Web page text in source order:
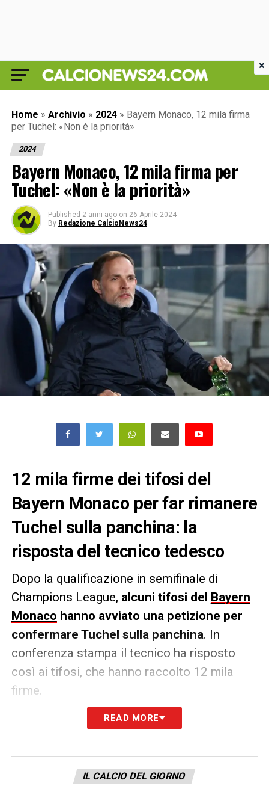
Home » Archivio » 2024 » Bayern Monaco, 12 mila firma
per Tuchel: «Non è la priorità»
2024
Bayern Monaco, 12 mila firma per
Tuchel: «Non è la priorità»
Published 2 anni ago on 26 Aprile 2024
By Redazione CalcioNews24
12 mila firme dei tifosi del
Bayern Monaco per far rimanere
Tuchel sulla panchina: la
risposta del tecnico tedesco
Dopo la qualificazione in semifinale di
Champions League, alcuni tifosi del Bayern
Monaco hanno avviato una petizione per
confermare Tuchel sulla panchina. In
conferenza stampa il tecnico ha risposto
così ai tifosi, che hanno raccolto 12 mila
firme.
Anche se questo argomento mi fa ‘bene’,
rimanga, non è una priorità e non è
permesso che sia una priorità. Nei prossimi
READ MORE
IL CALCIO DEL GIORNO
×